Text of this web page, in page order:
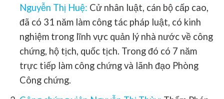
Nguyễn Thị Huệ: Cử nhân luật, cán bộ cấp cao,
đã có 31 năm làm công tác pháp luật, có kinh
nghiệm trong lĩnh vực quản lý nhà nước về công
chứng, hộ tịch, quốc tịch. Trong đó có 7 năm
trực tiếp làm công chứng và lãnh đạo Phòng
Công chứng.